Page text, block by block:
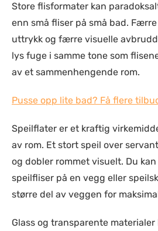
Store flisformater kan
enn små fliser på små bad.
uttrykk og færre visuelle
lys fuge i samme tone som
av et sammenhengende rom.
Pusse opp lite bad? Få flere
Speilflater er et kraftig
av rom. Et stort speil over
og dobler rommet visuelt. Du
speilfliser på en vegg eller
større del av veggen for
Glass og transparente